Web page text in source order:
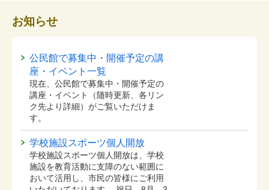
お知らせ
公民館で募集中・開催予定の講
座・イベント一覧
現在、公民館で募集中・開催予定の
講座・イベント（随時更新、各リン
ク先より詳細）がご覧いただけま
す。
学校施設スポーツ個人開放
学校施設スポーツ個人開放は、学校
施設を教育活動に支障のない範囲に
おいて活用し、市民の皆様にご利用